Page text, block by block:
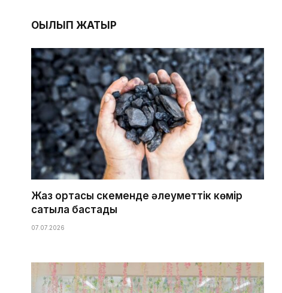
ОҚЫЛЫП ЖАТЫР
Жаз ортасы Өскеменде әлеуметтік көмір
сатыла бастады
07.07.2026